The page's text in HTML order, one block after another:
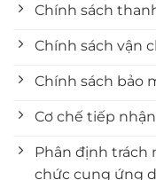
Chính sách
Chính sách vận
Chính sách bảo
Cơ chế tiếp
Phân định trách
chức cung ứng